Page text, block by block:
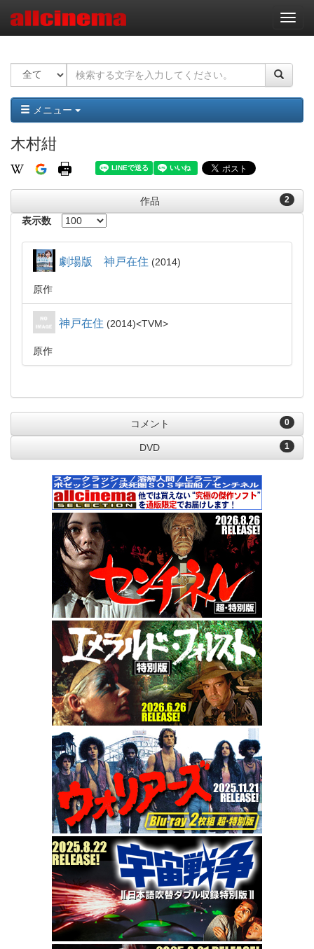
ナ
ビ
ー
ョ
ン
メニュー
木村紺
2
作品
表示数
劇場版 神戸在住 2014
原作
神戸在住 2014 TVM
原作
0
コメント
1
DVD